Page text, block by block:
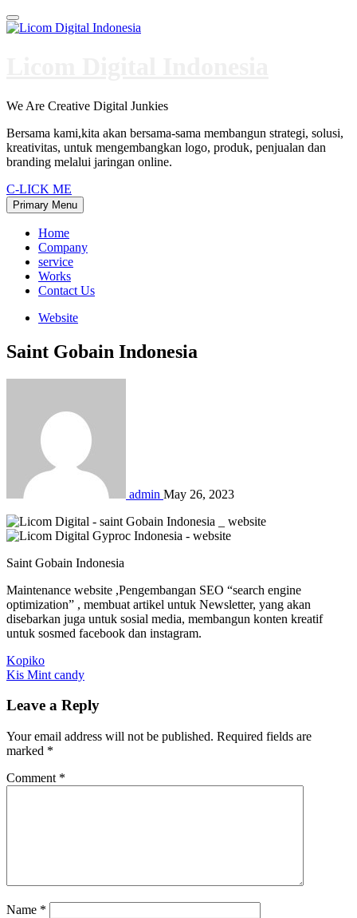
Skip
to
We Are Creative Digital Junkies
Bersama kami,kita akan bersama-sama membangun strategi, solusi,
kreativitas, untuk mengembangkan logo, produk, penjualan dan
branding melalui jaringan online.
C-LICK ME
Primary Menu
Home
Company
service
Works
Contact Us
Website
Saint Gobain Indonesia
admin May 26, 2023
Saint Gobain Indonesia
Maintenance website ,Pengembangan SEO “search engine
optimization” , membuat artikel untuk Newsletter, yang akan
disebarkan juga untuk sosial media, membangun konten kreatif
untuk sosmed facebook dan instagram.
Post
navigation
Kopiko
Kis Mint candy
Leave a Reply
Your email address will not be published. Required fields are
marked *
Comment *
Name *